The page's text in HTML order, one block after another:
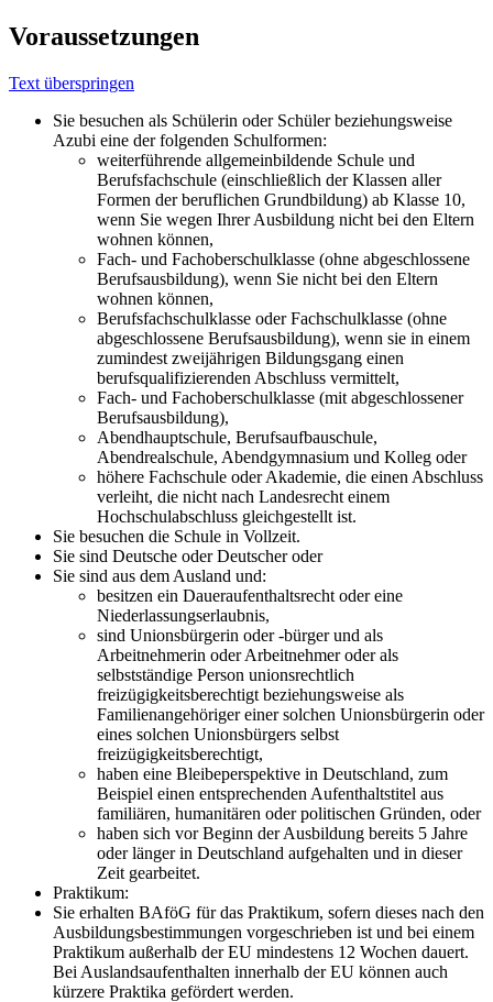
Voraussetzungen
Text überspringen
Sie besuchen als Schülerin oder Schüler beziehungsweise
Azubi eine der folgenden Schulformen:
weiterführende allgemeinbildende Schule und
Berufsfachschule (einschließlich der Klassen aller
Formen der beruflichen Grundbildung) ab Klasse 10,
wenn Sie wegen Ihrer Ausbildung nicht bei den Eltern
wohnen können,
Fach- und Fachoberschulklasse (ohne abgeschlossene
Berufsausbildung), wenn Sie nicht bei den Eltern
wohnen können,
Berufsfachschulklasse oder Fachschulklasse (ohne
abgeschlossene Berufsausbildung), wenn sie in einem
zumindest zweijährigen Bildungsgang einen
berufsqualifizierenden Abschluss vermittelt,
Fach- und Fachoberschulklasse (mit abgeschlossener
Berufsausbildung),
Abendhauptschule, Berufsaufbauschule,
Abendrealschule, Abendgymnasium und Kolleg oder
höhere Fachschule oder Akademie, die einen Abschluss
verleiht, die nicht nach Landesrecht einem
Hochschulabschluss gleichgestellt ist.
Sie besuchen die Schule in Vollzeit.
Sie sind Deutsche oder Deutscher oder
Sie sind aus dem Ausland und:
besitzen ein Daueraufenthaltsrecht oder eine
Niederlassungserlaubnis,
sind Unionsbürgerin oder -bürger und als
Arbeitnehmerin oder Arbeitnehmer oder als
selbstständige Person unionsrechtlich
freizügigkeitsberechtigt beziehungsweise als
Familienangehöriger einer solchen Unionsbürgerin oder
eines solchen Unionsbürgers selbst
freizügigkeitsberechtigt,
haben eine Bleibeperspektive in Deutschland, zum
Beispiel einen entsprechenden Aufenthaltstitel aus
familiären, humanitären oder politischen Gründen, oder
haben sich vor Beginn der Ausbildung bereits 5 Jahre
oder länger in Deutschland aufgehalten und in dieser
Zeit gearbeitet.
Praktikum:
Sie erhalten BAföG für das Praktikum, sofern dieses nach den
Ausbildungsbestimmungen vorgeschrieben ist und bei einem
Praktikum außerhalb der EU mindestens 12 Wochen dauert.
Bei Auslandsaufenthalten innerhalb der EU können auch
kürzere Praktika gefördert werden.